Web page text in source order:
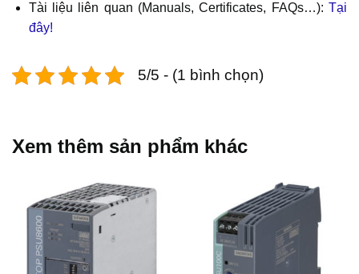
Tài liệu liên quan (Manuals, Certificates, FAQs…): Tại
đây!
5/5 - (1 bình chọn)
Xem thêm sản phẩm khác